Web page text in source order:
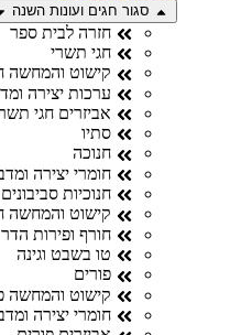
סגור חגים ועונות השנה
חזרה לבית ספר
חגי תשרי
קישוט והמחשה
ערכות יצירה
אביזרים חגי תשרי
סתיו
חנוכה
חומרי יצירה
חנוכיות סביבונים
קישוט והמחשה
חורף ופירות הדר
טו בשבט וגינה
פורים
קישוט והמחשה
חומרי יצירה